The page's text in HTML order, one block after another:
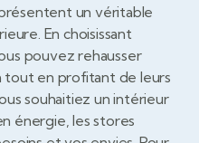
un véritable
En choisissant
pouvez rehausser
tout en profitant de leurs
souhaitiez un intérieur
énergie, les stores